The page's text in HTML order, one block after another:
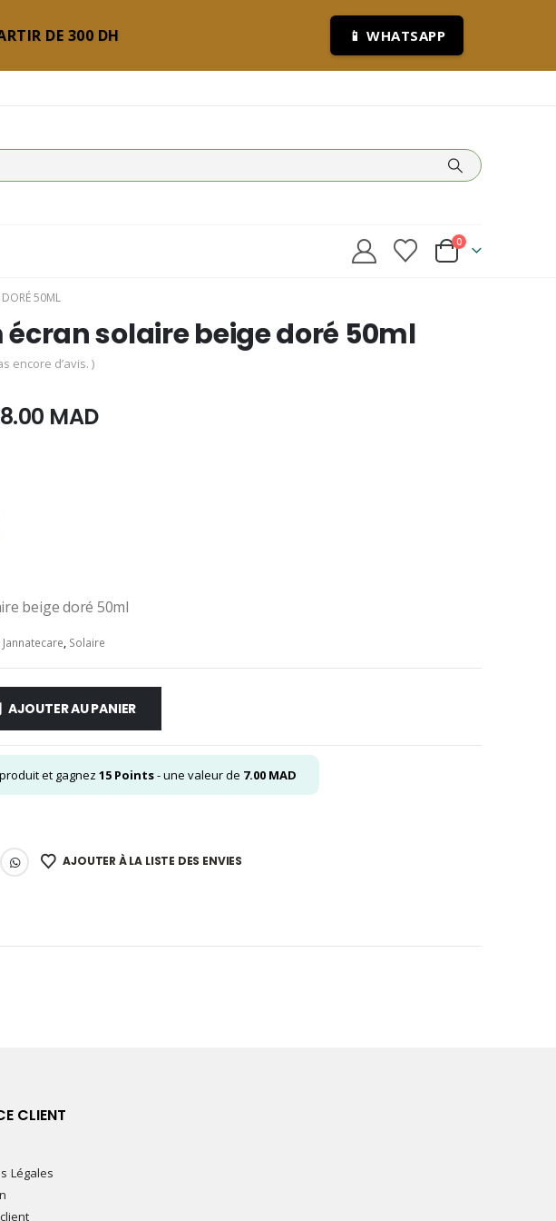
DE 300 DH 📱 WHATSAPP
0
DORÉ 50ML
solaire beige doré 50ml
encore d’avis. )
MADLe
beige doré 50ml
Jannatecare, Solaire
AJOUTER AU PANIER
et gagnez 15 Points- une valeur de 7.00 MAD
AJOUTER À LA LISTE DES ENVIES
CLIENT
Légales